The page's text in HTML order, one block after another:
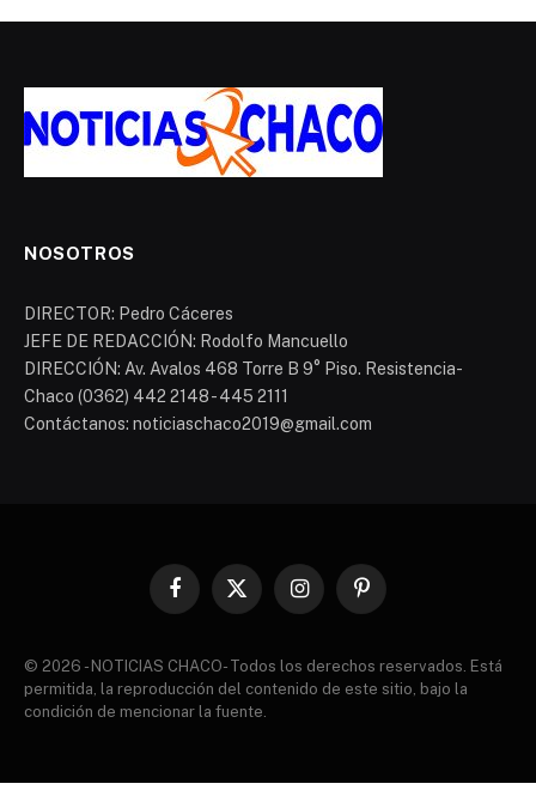
NOSOTROS
DIRECTOR: Pedro Cáceres
JEFE DE REDACCIÓN: Rodolfo Mancuello
DIRECCIÓN: Av. Avalos 468 Torre B 9° Piso. Resistencia-
Chaco (0362) 442 2148 - 445 2111
Contáctanos: noticiaschaco2019@gmail.com
Facebook
X
InstagramPinterest
© 2026 - NOTICIAS CHACO- Todos los derechos reservados. Está
permitida, la reproducción del contenido de este sitio, bajo la
condición de mencionar la fuente.